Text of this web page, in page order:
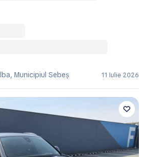
Municipiul Sebeş
11 Iulie 2026